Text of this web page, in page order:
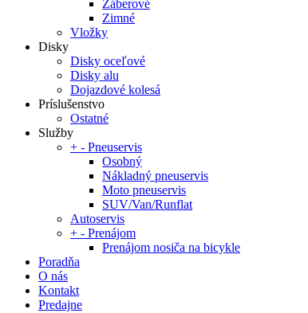
Záberové
Zimné
Vložky
Disky
Disky oceľové
Disky alu
Dojazdové kolesá
Príslušenstvo
Ostatné
Služby
+ - Pneuservis
Osobný
Nákladný pneuservis
Moto pneuservis
SUV/Van/Runflat
Autoservis
+ - Prenájom
Prenájom nosiča na bicykle
Poradňa
O nás
Kontakt
Predajne